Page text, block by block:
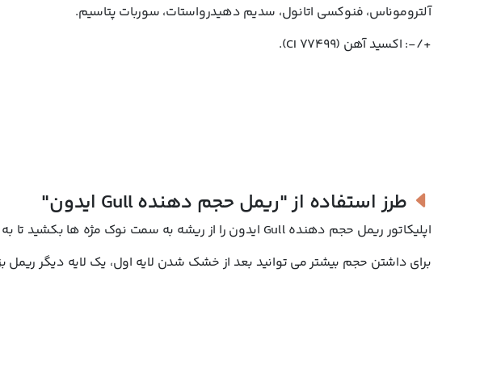
آلتروموناس، فنوکسی اتانول، سدیم دهیدرواستات، سوربات پتاسیم.
+/-: اکسید آهن (CI 77499).
طرز استفاده از"ریمل حجم دهنده Gull ایدون"
اپلیکاتور ریمل حجم دهنده Gull ایدون را از ریشه به سمت نوک مژه ها بکشید تا به پوششی یکنواخت، حجیم و کلاسیک برسید.
برای داشتن حجم بیشتر می توانید بعد از خشک شدن لایه اول، یک لایه دیگر ریمل